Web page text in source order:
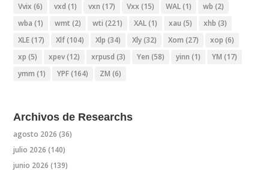
Vvix (6) vxd (1) vxn (17) Vxx (15) WAL(1) wb (2)
wba (1) wmt (2) wti (221) XAL(1) xau (5) xhb (3)
XLE(17) Xlf(104) Xlp (34) Xly(32) Xom (27) xop (6)
xp (5) xpev(12) xrpusd (3) Yen (58) yinn (1) YM (17)
ymm (1) YPF(164) ZM (6)
Archivos de Researchs
agosto 2026 (36)
julio 2026 (140)
junio 2026 (139)